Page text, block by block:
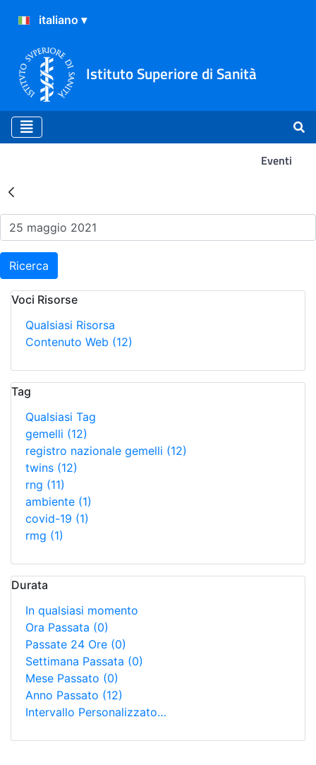
Istituto Superiore di Sanità
Eventi
Risultati della Ricerca -
Ricerca
Voci Risorse
Qualsiasi Risorsa
Contenuto Web (12)
Tag
Qualsiasi Tag
gemelli (12)
registro nazionale gemelli (12)
twins (12)
rng (11)
ambiente (1)
covid-19 (1)
rmg (1)
Durata
In qualsiasi momento
Ora Passata (0)
Passate 24 Ore (0)
Settimana Passata (0)
Mese Passato (0)
Anno Passato (12)
Intervallo Personalizzato…